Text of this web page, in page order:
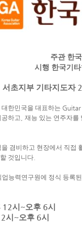
주관 한
시행 한국기
서초지부 기타지도자 2
한민국을 대표하는 Guitar
하고 재능 있는 연주자를
겸비하고 현장에서 직
것입니다
능력연구원에 정식 등록
12시 ~오후 6시
시 ~오후 6시